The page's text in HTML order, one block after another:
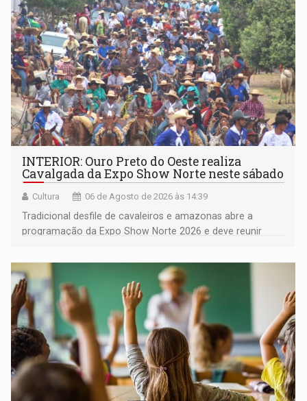
(NOVO)
INTERIOR: Ouro Preto do Oeste realiza
Cavalgada da Expo Show Norte neste sábado
Cultura 06 de Agosto de 2026 às 14:39
Tradicional desfile de cavaleiros e amazonas abre a
programação da Expo Show Norte 2026 e deve reunir